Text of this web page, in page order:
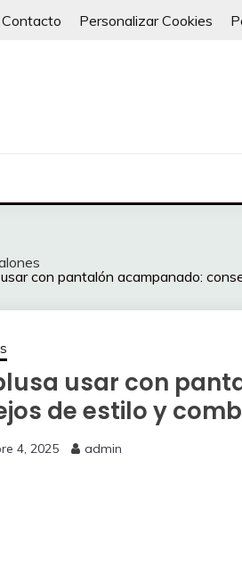
Contacto Personalizar Cookies
con pantalón acampanado:
usar con
de estilo y
4, 2025 admin